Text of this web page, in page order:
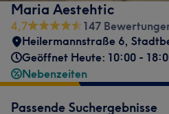
Maria Aestehtic
4,7
147
Heilermannstraße 6,
Geöffnet Heute: 10:00 -
Nebenzeiten
Passende Suchergebnisse